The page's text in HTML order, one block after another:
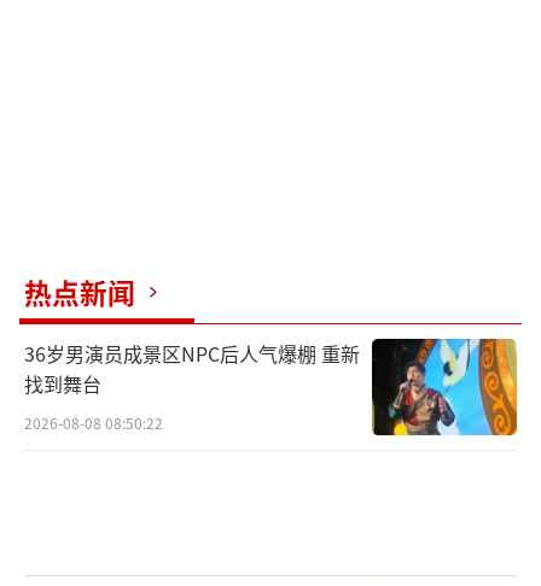
热点新闻
36岁男演员成景区NPC后人气爆棚 重新
找到舞台
2026-08-08 08:50:22